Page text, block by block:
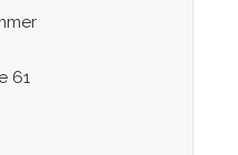
61